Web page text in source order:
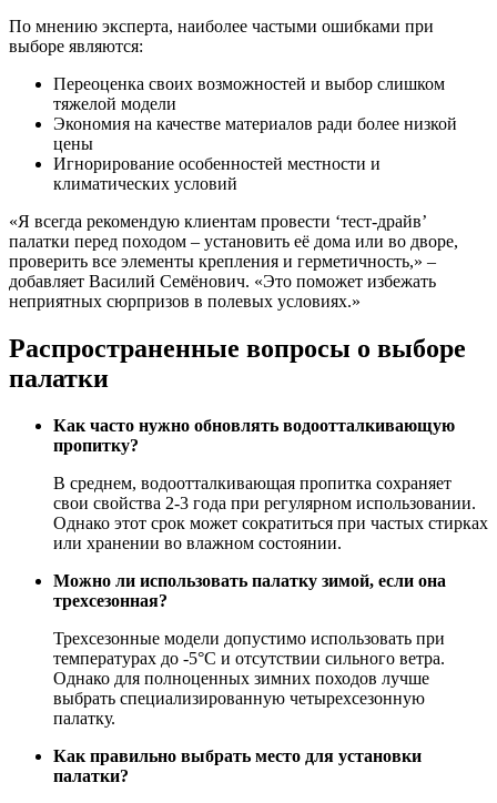
По мнению эксперта, наиболее частыми ошибками при
выборе являются:
Переоценка своих возможностей и выбор слишком
тяжелой модели
Экономия на качестве материалов ради более низкой
цены
Игнорирование особенностей местности и
климатических условий
«Я всегда рекомендую клиентам провести ‘тест-драйв’
палатки перед походом – установить её дома или во дворе,
проверить все элементы крепления и герметичность,» –
добавляет Василий Семёнович. «Это поможет избежать
неприятных сюрпризов в полевых условиях.»
Распространенные вопросы о выборе
палатки
Как часто нужно обновлять водоотталкивающую
пропитку?
В среднем, водоотталкивающая пропитка сохраняет
свои свойства 2-3 года при регулярном использовании.
Однако этот срок может сократиться при частых стирках
или хранении во влажном состоянии.
Можно ли использовать палатку зимой, если она
трехсезонная?
Трехсезонные модели допустимо использовать при
температурах до -5°C и отсутствии сильного ветра.
Однако для полноценных зимних походов лучше
выбрать специализированную четырехсезонную
палатку.
Как правильно выбрать место для установки
палатки?